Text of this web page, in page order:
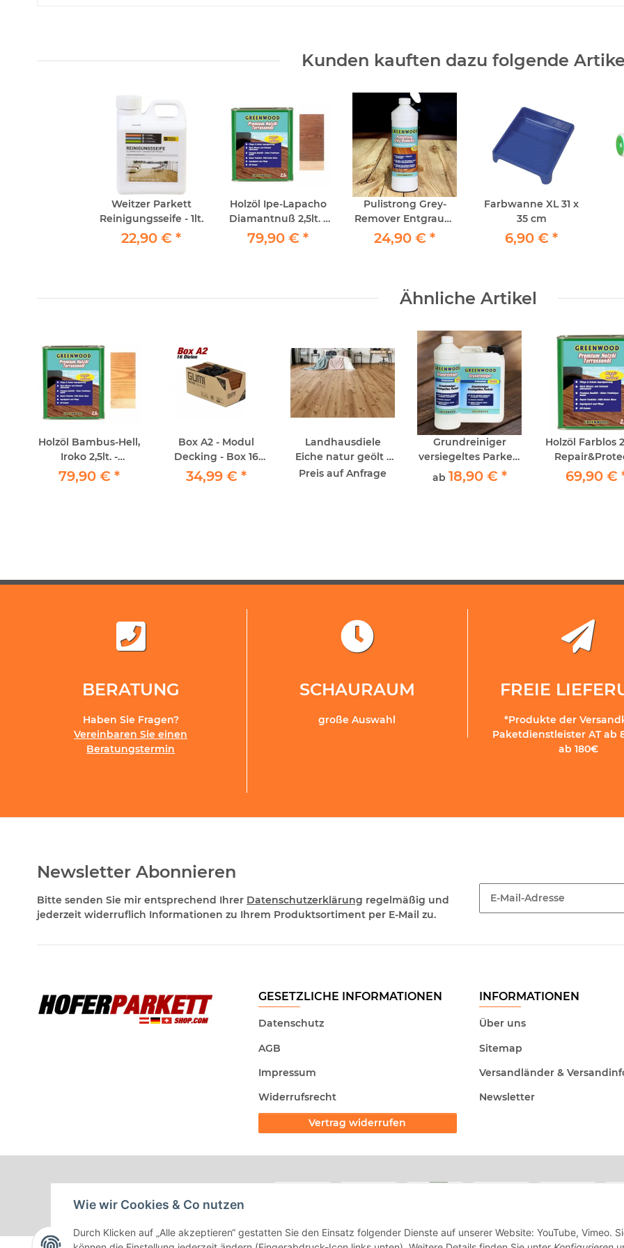
Wie wir Cookies & Co nutzen
Durch Klicken auf „Alle akzeptieren“ gestatten Sie den Einsatz folgender Dienste auf unserer Website: YouTube, Vimeo.
Kunden kauften dazu folgende
Weitzer Parkett
Reinigungsseife - 1lt.
22,90 € *
Holzöl Ipe-Lapacho
Diamantnuß 2,5lt. -
Repair&Protect -
Greenwood -
79,90 € *
Pulistrong Grey-
Remover Entgrauer
1lt - Holzterrassen
und WPC Remover
24,90 € *
Farbwanne XL 31 x
35 cm
6,90 € *
Ähnliche Artikel
Holzöl Bambus-Hell,
Iroko 2,5lt. -
Repair&Protect -
Greenwood -
79,90 € *
Box A2 - Modul
Decking - Box 16
Dielen
34,99 € *
Landhausdiele
Eiche natur geölt -
Rustikal - Click
Preis auf Anfrage
Grundreiniger
versiegeltes Parkett
Greenwood
ab 18,90 € *
Holzöl Farblos
Greenwood
Premium
69,90 €
BERATUNG
Haben Sie Fragen?
Vereinbaren Sie einen
Beratungstermin
SCHAURAUM
große Auswahl
FREIE
*Produkte der
Paketdienstleister AT ab
ab 180€
Newsletter Abonnieren
Bitte senden Sie mir entsprechend Ihrer Datenschutzerklärung regelmäßig und
jederzeit widerruflich Informationen zu Ihrem Produktsortiment per E-Mail zu.
GESETZLICHE INFORMATIONEN
Datenschutz
AGB
Impressum
Widerrufsrecht
Vertrag widerrufen
INFORMATIONEN
Über uns
Sitemap
Versandländer &
Newsletter